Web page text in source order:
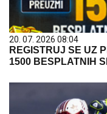
20. 07. 2026 08:04
REGISTRUJ SE UZ
1500 BESPLATNIH